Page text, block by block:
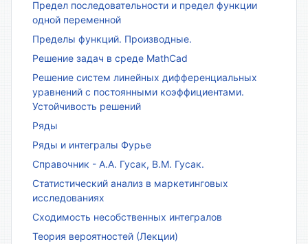
Предел последовательности и предел функции
одной переменной
Пределы функций. Производные.
Решение задач в среде MathCad
Решение систем линейных дифференциальных
уравнений с постоянными коэффициентами.
Устойчивость решений
Ряды
Ряды и интегралы Фурье
Справочник - А.А. Гусак, В.М. Гусак.
Статистический анализ в маркетинговых
исследованиях
Сходимость несобственных интегралов
Теория вероятностей (Лекции)